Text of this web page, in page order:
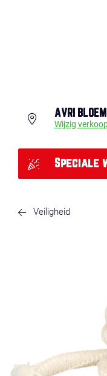
AVRI
Wijzig
Speciale
Veiligheid